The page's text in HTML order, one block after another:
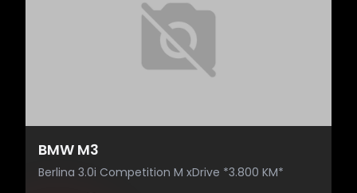
BMW M3
Berlina 3.0i Competition M xDrive *3.800 KM*